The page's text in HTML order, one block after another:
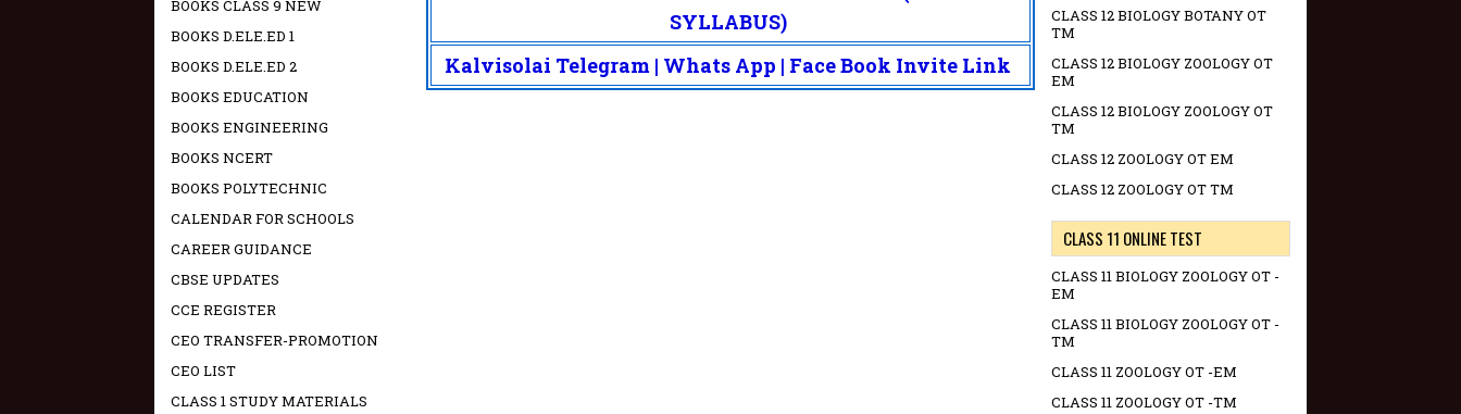
SYLLABUS)
Kalvisolai Telegram | Whats App | Face Book Invite Link
BOOKS CLASS 9 NEW
BOOKS D.ELE.ED 1
BOOKS D.ELE.ED 2
BOOKS EDUCATION
BOOKS ENGINEERING
BOOKS NCERT
BOOKS POLYTECHNIC
CALENDAR FOR SCHOOLS
CAREER GUIDANCE
CBSE UPDATES
CCE REGISTER
CEO TRANSFER-PROMOTION
CEO LIST
CLASS 1 STUDY MATERIALS
CLASS 12 BIOLOGY BOTANY OT
TM
CLASS 12 BIOLOGY ZOOLOGY OT
EM
CLASS 12 BIOLOGY ZOOLOGY OT
TM
CLASS 12 ZOOLOGY OT EM
CLASS 12 ZOOLOGY OT TM
CLASS 11 ONLINE TEST
CLASS 11 BIOLOGY ZOOLOGY OT -
EM
CLASS 11 BIOLOGY ZOOLOGY OT -
TM
CLASS 11 ZOOLOGY OT -EM
CLASS 11 ZOOLOGY OT -TM